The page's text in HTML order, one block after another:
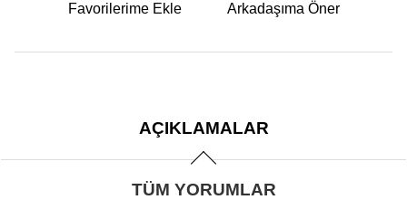
Favorilerime Ekle Arkadaşıma Öner
AÇIKLAMALAR
TÜM YORUMLAR